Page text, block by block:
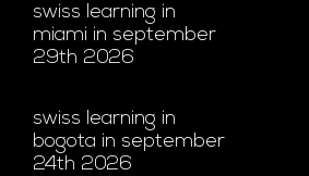
swiss learning in
miami in september
29th 2026
swiss learning in
bogota in september
24th 2026